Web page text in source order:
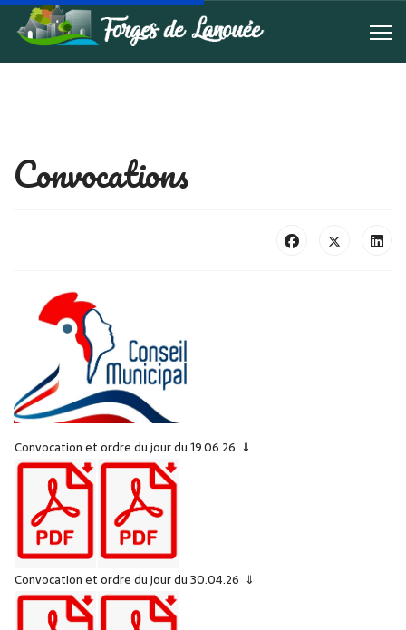
Convocations
Convocation et ordre du jour du 19.06.26 ⇓
Convocation et ordre du jour du 30.04.26 ⇓